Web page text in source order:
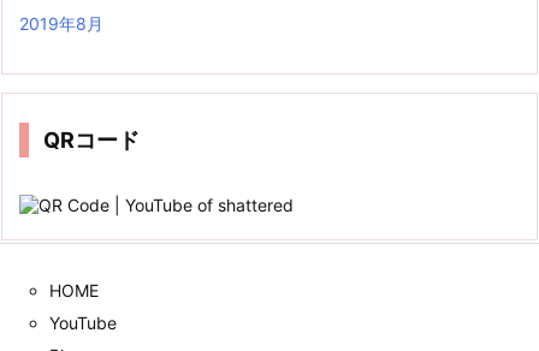
2019年8月
QRコード
HOME
YouTube